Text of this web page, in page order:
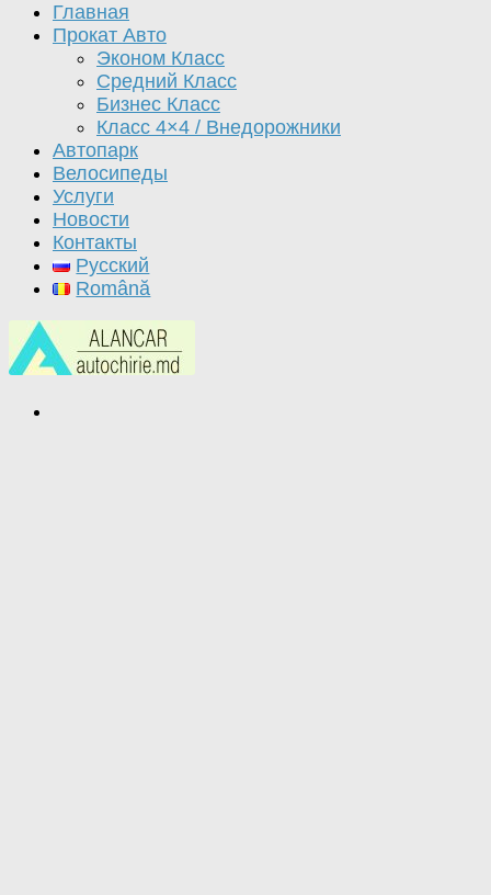
Главная
Прокат Авто
Эконом Класс
Средний Класс
Бизнес Класс
Класс 4×4 / Внедорожники
Автопарк
Велосипеды
Услуги
Новости
Контакты
Русский
Română